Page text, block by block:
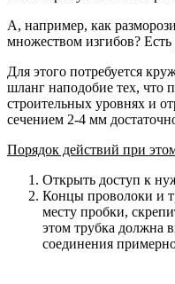
А, например, как
множеством изгибов?
Для этого потребуется
шланг наподобие тех, что
строительных уровнях и
сечением 2-4 мм
Порядок действий при
Открыть доступ к
Концы проволоки и
месту пробки,
этом трубка должна
соединения